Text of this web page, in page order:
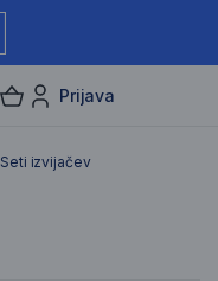
Prijava
Seti izvijačev